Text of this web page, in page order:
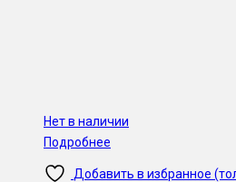
Нет в наличии
Подробнее
Добавить в избранное